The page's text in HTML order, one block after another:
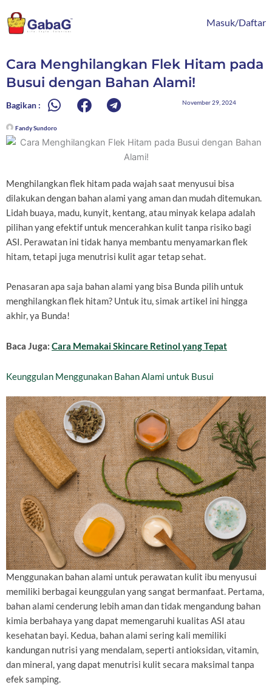
ke
konten
Masuk/Daftar
Cara Menghilangkan Flek Hitam pada
Busui dengan Bahan Alami!
Bagikan : November 29, 2024
Fandy Sundoro
Menghilangkan flek hitam pada wajah saat menyusui bisa
dilakukan dengan bahan alami yang aman dan mudah ditemukan.
Lidah buaya, madu, kunyit, kentang, atau minyak kelapa adalah
pilihan yang efektif untuk mencerahkan kulit tanpa risiko bagi
ASI. Perawatan ini tidak hanya membantu menyamarkan flek
hitam, tetapi juga menutrisi kulit agar tetap sehat.
Penasaran apa saja bahan alami yang bisa Bunda pilih untuk
menghilangkan flek hitam? Untuk itu, simak artikel ini hingga
akhir, ya Bunda!
Baca Juga: Cara Memakai Skincare Retinol yang Tepat
Keunggulan Menggunakan Bahan Alami untuk Busui
Menggunakan bahan alami untuk perawatan kulit ibu menyusui
memiliki berbagai keunggulan yang sangat bermanfaat. Pertama,
bahan alami cenderung lebih aman dan tidak mengandung bahan
kimia berbahaya yang dapat memengaruhi kualitas ASI atau
kesehatan bayi. Kedua, bahan alami sering kali memiliki
kandungan nutrisi yang mendalam, seperti antioksidan, vitamin,
dan mineral, yang dapat menutrisi kulit secara maksimal tanpa
efek samping.